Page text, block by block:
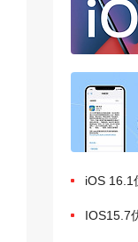
iOS 16.1
IOS15.7